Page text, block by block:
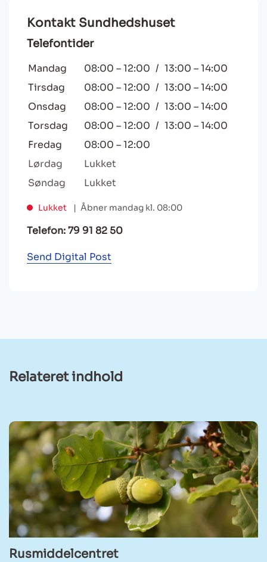
Kontakt Sundhedshuset
Telefontider
Mandag 08:00 –12:00 / 13:00 – 14:00
Tirsdag
08:00 –12:00 / 13:00 – 14:00
Onsdag
08:00 –12:00 / 13:00 – 14:00
Torsdag
08:00 –12:00 / 13:00 – 14:00
Fredag
08:00 –12:00
Lørdag
Lukket
Søndag
Lukket
Lukket Åbner mandag kl. 08:00
Telefon: 79 91 82 50
Send Digital Post
Relateret indhold
Rusmiddelcentret